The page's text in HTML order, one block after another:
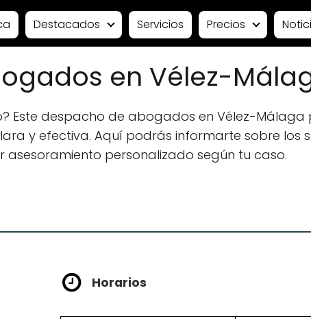
Destacados Servicios Precios
en Vélez-
Este despacho de abogados en Vélez-Málaga
y efectiva. Aquí podrás informarte sobre los
asesoramiento personalizado según tu caso.
Horarios